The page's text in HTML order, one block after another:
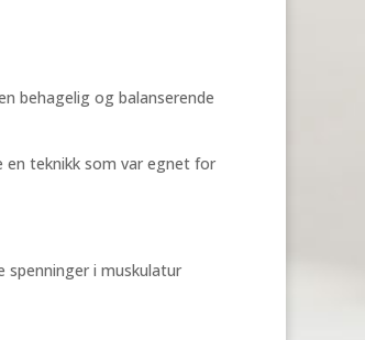
behagelig og balanserende
en teknikk som var egnet for
spenninger i muskulatur